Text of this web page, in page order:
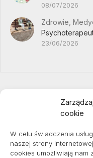
cookie
W celu świadczenia
naszej strony
cookies umożliwiają nam
08/07/2026
Zdrowie,
23/06/2026